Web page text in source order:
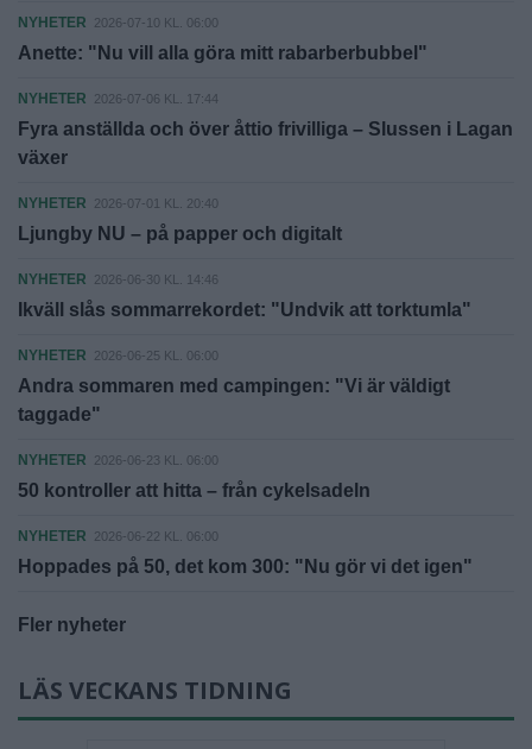
NYHETER 2026-07-10 KL. 06:00
Anette: "Nu vill alla göra mitt rabarberbubbel"
NYHETER 2026-07-06 KL. 17:44
Fyra anställda och över åttio frivilliga – Slussen i Lagan
växer
NYHETER 2026-07-01 KL. 20:40
Ljungby NU – på papper och digitalt
NYHETER 2026-06-30 KL. 14:46
Ikväll slås sommarrekordet: "Undvik att torktumla"
NYHETER 2026-06-25 KL. 06:00
Andra sommaren med campingen: "Vi är väldigt
taggade"
NYHETER 2026-06-23 KL. 06:00
50 kontroller att hitta – från cykelsadeln
NYHETER 2026-06-22 KL. 06:00
Hoppades på 50, det kom 300: "Nu gör vi det igen"
Fler nyheter
LÄS VECKANS TIDNING